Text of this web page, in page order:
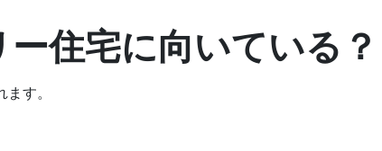
住宅に向いている？
す。